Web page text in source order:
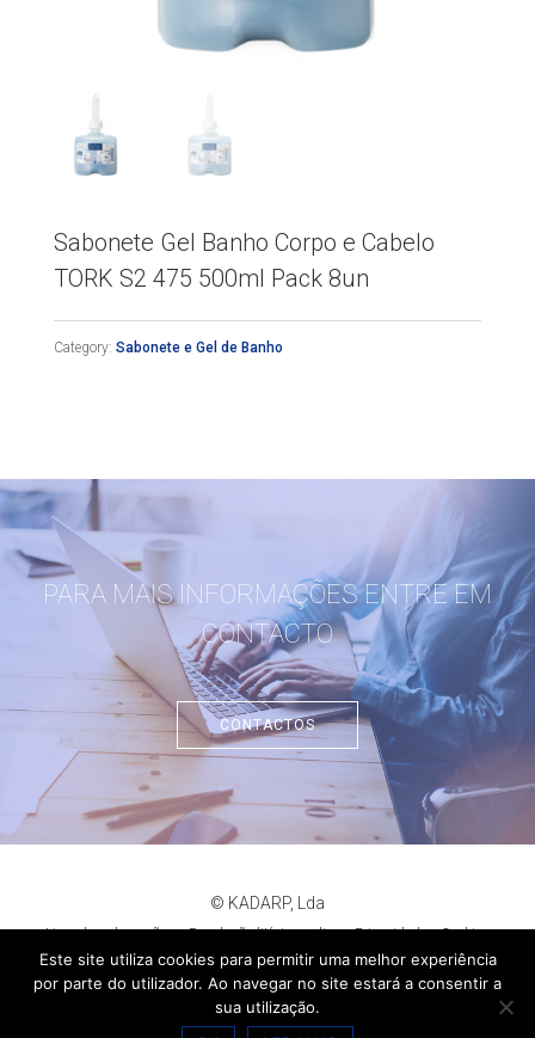
Sabonete Gel Banho Corpo e Cabelo
TORK S2 475 500ml Pack 8un
Category: Sabonete e Gel de Banho
PARA MAIS INFORMAÇÕES ENTRE EM
CONTACTO
CONTACTOS
© KADARP, Lda
Livro de reclamações Resolução litígios online Privacidade
Cookies
criação de sites:criativo.net
Este site utiliza cookies para permitir uma melhor experiência
por parte do utilizador. Ao navegar no site estará a consentir a
sua utilização.